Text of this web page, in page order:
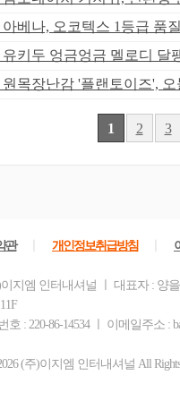
베나, 오코텍스 1등급 품
키두 엉금엉금 멜로디 달
목장난감 '플랜토이즈', 오
1 2 3
관 개인정보취급방침
지엠 인터내셔널 ㅣ 대표자 : 양
호 : 220-86-14534 ㅣ 이메일주소 :
(주)이지엠 인터내셔널 All Rights